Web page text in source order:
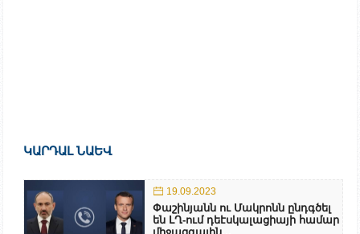
ԿԱՐԴԱԼ ՆԱԵՎ
19.09.2023
Փաշինյանն ու Մակրոնն ընդգծել
են ԼՂ-ում դեէսկալացիայի համար